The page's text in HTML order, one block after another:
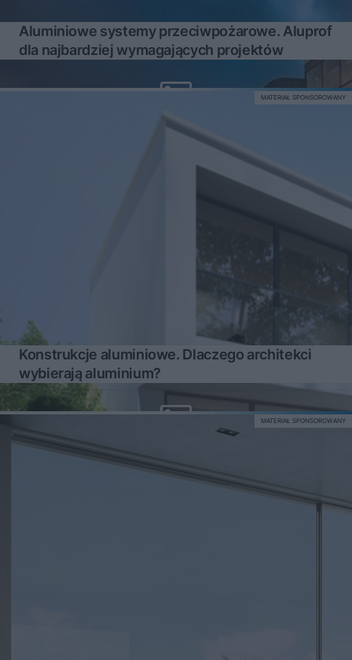
Aluminiowe systemy przeciwpożarowe. Aluprof
dla najbardziej wymagających projektów
Konstrukcje aluminiowe. Dlaczego architekci
wybierają aluminium?
MATERIAŁ SPONSOROWANY
MATERIAŁ SPONSOROWANY